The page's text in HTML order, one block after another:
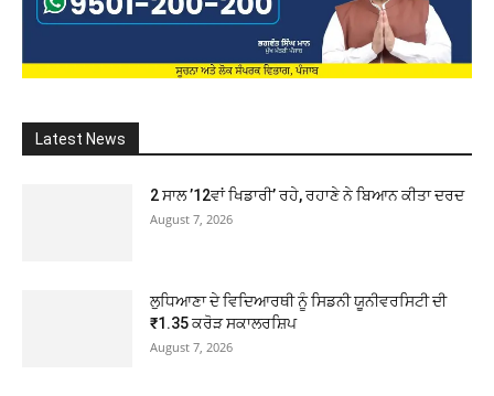
Latest News
2 ਸਾਲ ’12ਵਾਂ ਖਿਡਾਰੀ’ ਰਹੇ, ਰਹਾਣੇ ਨੇ ਬਿਆਨ ਕੀਤਾ ਦਰਦ
August 7, 2026
ਲੁਧਿਆਣਾ ਦੇ ਵਿਦਿਆਰਥੀ ਨੂੰ ਸਿਡਨੀ ਯੂਨੀਵਰਸਿਟੀ ਦੀ
₹1.35 ਕਰੋੜ ਸਕਾਲਰਸ਼ਿਪ
August 7, 2026